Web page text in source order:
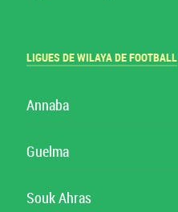
LIGUES DE WILAYA DE FOOTBALL
Annaba
Guelma
Souk Ahras